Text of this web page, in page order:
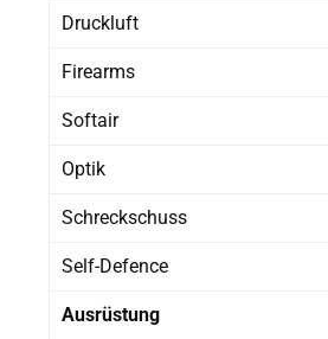
Druckluft
Firearms
Softair
Optik
Schreckschuss
Self-Defence
Ausrüstung